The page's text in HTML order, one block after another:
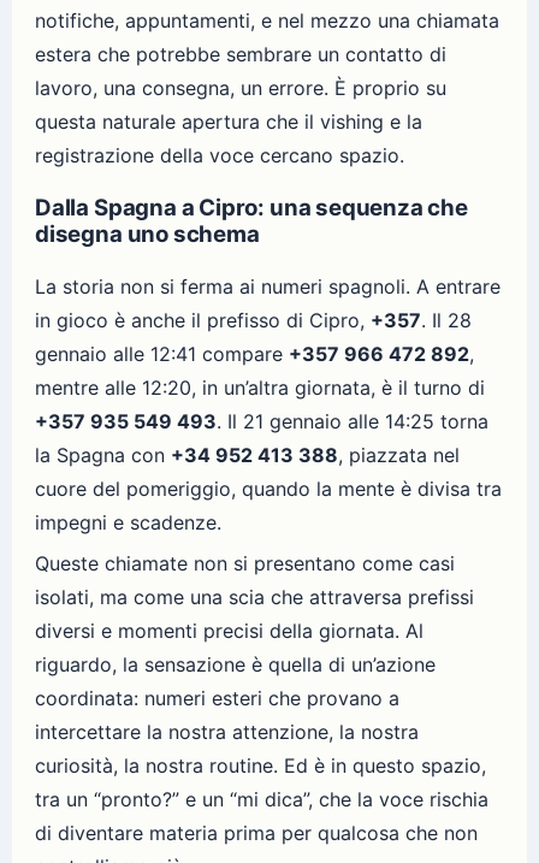
notifiche, appuntamenti, e nel mezzo una chiamata
estera che potrebbe sembrare un contatto di
lavoro, una consegna, un errore. È proprio su
questa naturale apertura che il vishing e la
registrazione della voce cercano spazio.
Dalla Spagna a Cipro: una sequenza che
disegna uno schema
La storia non si ferma ai numeri spagnoli. A entrare
in gioco è anche il prefisso di Cipro, +357. Il 28
gennaio alle 12:41 compare +357 966 472 892,
mentre alle 12:20, in un’altra giornata, è il turno di
+357 935 549 493. Il 21 gennaio alle 14:25 torna
la Spagna con +34 952 413 388, piazzata nel
cuore del pomeriggio, quando la mente è divisa tra
impegni e scadenze.
Queste chiamate non si presentano come casi
isolati, ma come una scia che attraversa prefissi
diversi e momenti precisi della giornata. Al
riguardo, la sensazione è quella di un’azione
coordinata: numeri esteri che provano a
intercettare la nostra attenzione, la nostra
curiosità, la nostra routine. Ed è in questo spazio,
tra un “pronto?” e un “mi dica”, che la voce rischia
di diventare materia prima per qualcosa che non